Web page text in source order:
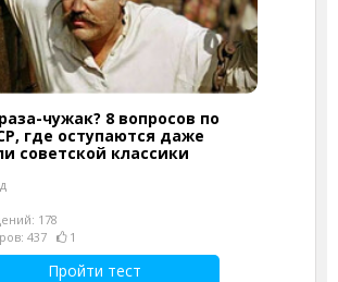
чужак? 8 вопросов по
где оступаются даже
советской классики
178
437
1
Пройти тест